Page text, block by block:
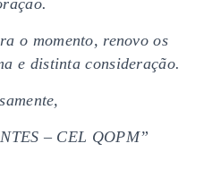
renovo os
e distinta consideração.
– CEL QOPM”